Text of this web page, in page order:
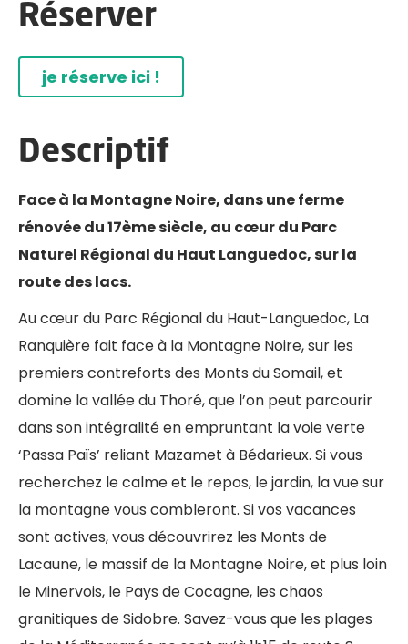
Réserver
je réserve ici !
Descriptif
Face à la Montagne Noire, dans une ferme
rénovée du 17ème siècle, au cœur du Parc
Naturel Régional du Haut Languedoc, sur la
route des lacs.
Au cœur du Parc Régional du Haut-Languedoc, La
Ranquière fait face à la Montagne Noire, sur les
premiers contreforts des Monts du Somail, et
domine la vallée du Thoré, que l’on peut parcourir
dans son intégralité en empruntant la voie verte
‘Passa Païs’ reliant Mazamet à Bédarieux. Si vous
recherchez le calme et le repos, le jardin, la vue sur
la montagne vous combleront. Si vos vacances
sont actives, vous découvrirez les Monts de
Lacaune, le massif de la Montagne Noire, et plus loin
le Minervois, le Pays de Cocagne, les chaos
granitiques de Sidobre. Savez-vous que les plages